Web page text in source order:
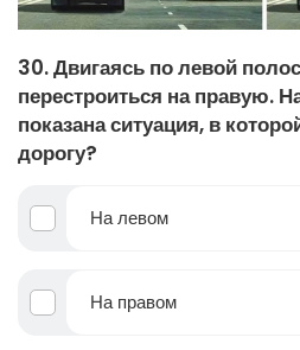
30. Двигаясь по левой
перестроиться на правую.
показана ситуация, в
дорогу?
На левом
На правом